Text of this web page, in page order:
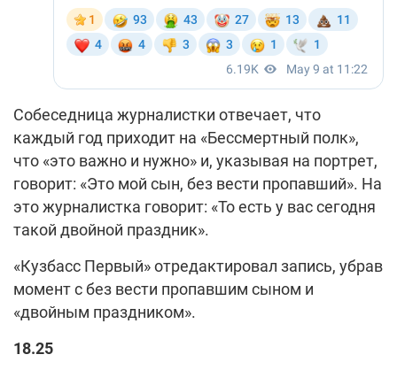
Собеседница журналистки отвечает, что
каждый год приходит на «Бессмертный полк»,
что «это важно и нужно» и, указывая на портрет,
говорит: «Это мой сын, без вести пропавший». На
это журналистка говорит: «То есть у вас сегодня
такой двойной праздник».
«Кузбасс Первый» отредактировал запись, убрав
момент с без вести пропавшим сыном и
«двойным праздником».
18.25